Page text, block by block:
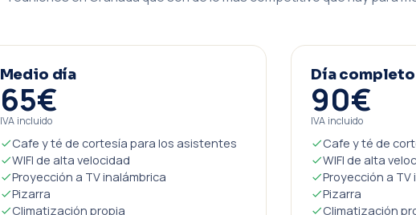
Medio día
65€
IVA incluido
Cafe y té de cortesía para los asistentes
WIFI de alta velocidad
Proyección a TV inalámbrica
Pizarra
Climatización propia
Día completo
90€
IVA incluido
Cafe y té de
WIFI de alta
Proyección a TV
Pizarra
Climatización